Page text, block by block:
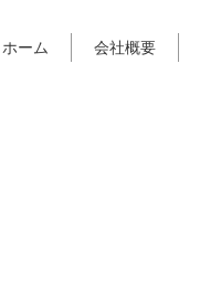
ホーム 会社概要